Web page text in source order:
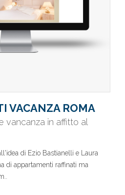
VACANZA ROMA
vancanza in affitto al
di Ezio Bastianelli e Laura
di appartamenti raffinati ma